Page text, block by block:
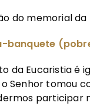
do memorial
banquete
da Eucaristia é
Senhor tomou
participar